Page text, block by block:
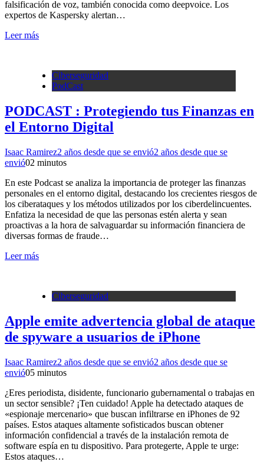
falsificación de voz, también conocida como deepvoice. Los
expertos de Kaspersky alertan…
Leer más
Ciberseguridad
PodCast
PODCAST : Protegiendo tus Finanzas en
el Entorno Digital
Isaac Ramirez2 años desde que se envió2 años desde que se
envió02 minutos
En este Podcast se analiza la importancia de proteger las finanzas
personales en el entorno digital, destacando los crecientes riesgos de
los ciberataques y los métodos utilizados por los ciberdelincuentes.
Enfatiza la necesidad de que las personas estén alerta y sean
proactivas a la hora de salvaguardar su información financiera de
diversas formas de fraude…
Leer más
Ciberseguridad
Apple emite advertencia global de ataque
de spyware a usuarios de iPhone
Isaac Ramirez2 años desde que se envió2 años desde que se
envió05 minutos
¿Eres periodista, disidente, funcionario gubernamental o trabajas en
un sector sensible? ¡Ten cuidado! Apple ha detectado ataques de
«espionaje mercenario» que buscan infiltrarse en iPhones de 92
países. Estos ataques altamente sofisticados buscan obtener
información confidencial a través de la instalación remota de
software espía en tu dispositivo. Para protegerte, Apple te urge:
Estos ataques…